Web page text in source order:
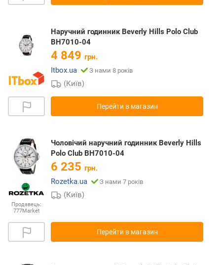
Наручний годинник Beverly Hills Polo Club
BH7010-04
4 849 грн.
Itbox.ua
З нами 8 років
(Київ)
Перейти в магазин
Продавець:
777Market
Чоловічий наручний годинник Beverly Hills
Polo Club BH7010-04
6 235 грн.
Rozetka.ua
З нами 7 років
(Київ)
Перейти в магазин